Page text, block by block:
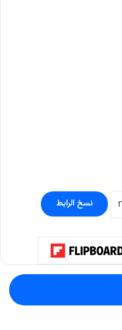
نسخ الرابط